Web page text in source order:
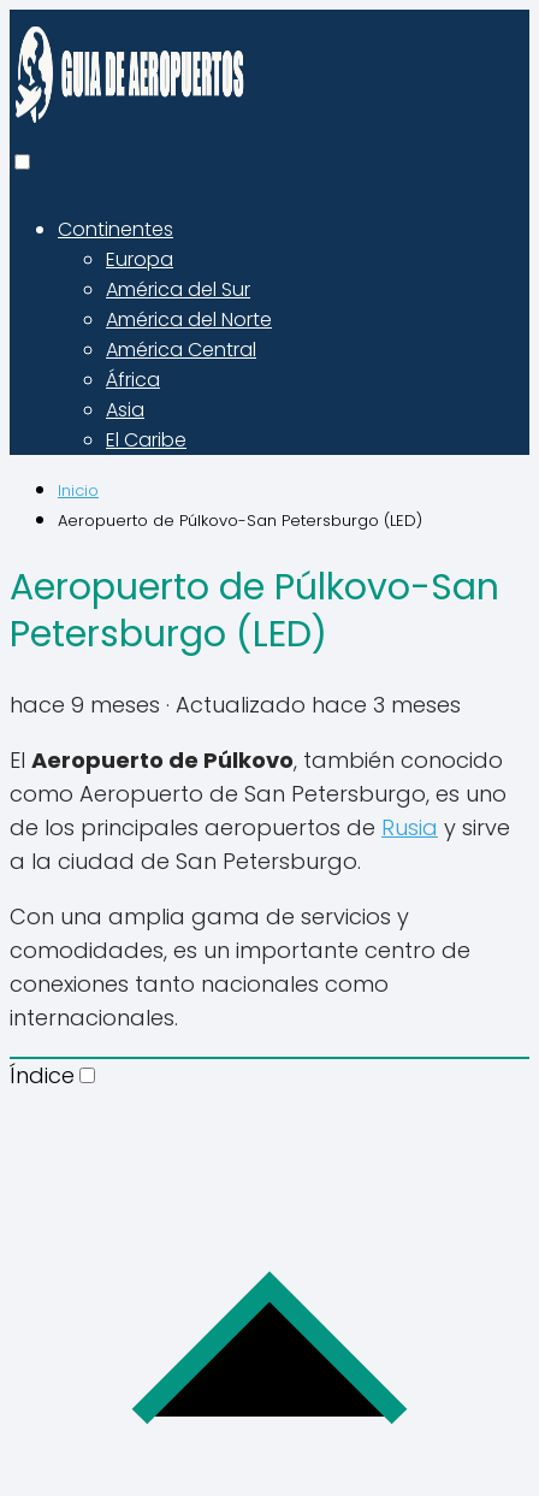
Continentes
Europa
América del Sur
América del Norte
América Central
África
Asia
El Caribe
Inicio
Aeropuerto de Púlkovo-San Petersburgo (LED)
Aeropuerto de Púlkovo-San
Petersburgo (LED)
hace 9 meses · Actualizado hace 3 meses
El Aeropuerto de Púlkovo, también conocido
como Aeropuerto de San Petersburgo, es uno
de los principales aeropuertos de Rusia y sirve
a la ciudad de San Petersburgo.
Con una amplia gama de servicios y
comodidades, es un importante centro de
conexiones tanto nacionales como
internacionales.
Índice